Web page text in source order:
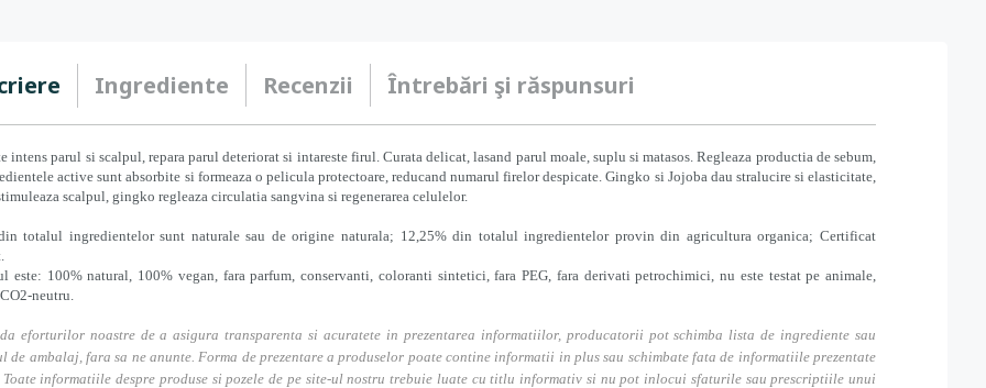
Ingrediente Recenzii Întrebări şi răspunsuri
intens parul si scalpul, repara parul deteriorat si intareste firul. Curata delicat, lasand parul moale, suplu si matasos. Regleaza productia de sebum,
active sunt absorbite si formeaza o pelicula protectoare, reducand numarul firelor despicate. Gingko si Jojoba dau stralucire si elasticitate,
scalpul, gingko regleaza circulatia sangvina si regenerarea celulelor.
totalul ingredientelor sunt naturale sau de origine naturala; 12,25% din totalul ingredientelor provin din agricultura organica; Certificat
este: 100% natural, 100% vegan, fara parfum, conservanti, coloranti sintetici, fara PEG, fara derivati petrochimici, nu este testat pe animale,
neutru.
eforturilor noastre de a asigura transparenta si acuratete in prezentarea informatiilor, producatorii pot schimba lista de ingrediente sau
de ambalaj, fara sa ne anunte. Forma de prezentare a produselor poate contine informatii in plus sau schimbate fata de informatiile prezentate
Toate informatiile despre produse si pozele de pe site-ul nostru trebuie luate cu titlu informativ si nu pot inlocui sfaturile sau prescriptiile unui